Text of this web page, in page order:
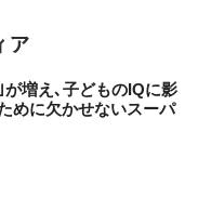
増え､子どものIQに影
めに欠かせないスーパ